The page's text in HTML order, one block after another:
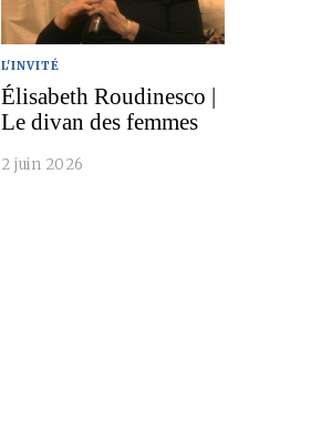
L'INVITÉ
Élisabeth Roudinesco |
Le divan des femmes
2 juin 2026